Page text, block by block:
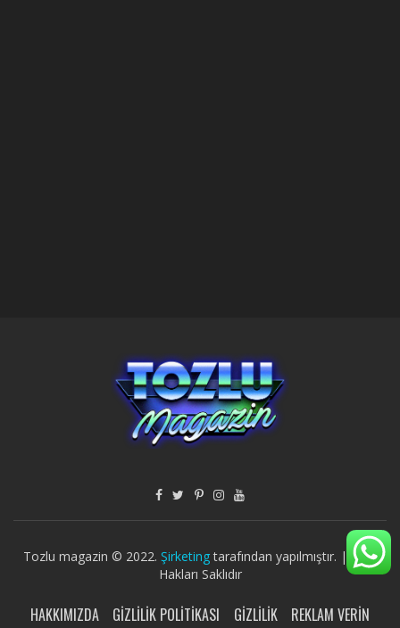
Tozlu magazin © 2022. Şirketingtarafından yapılmıştır. | Tüm
Hakları Saklıdır
HAKKIMIZDA GIZLILIK POLITIKASI GIZLILIK REKLAM VERIN